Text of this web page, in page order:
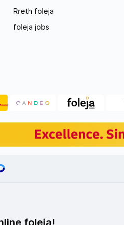
Rreth foleja
foleja jobs
foleja!